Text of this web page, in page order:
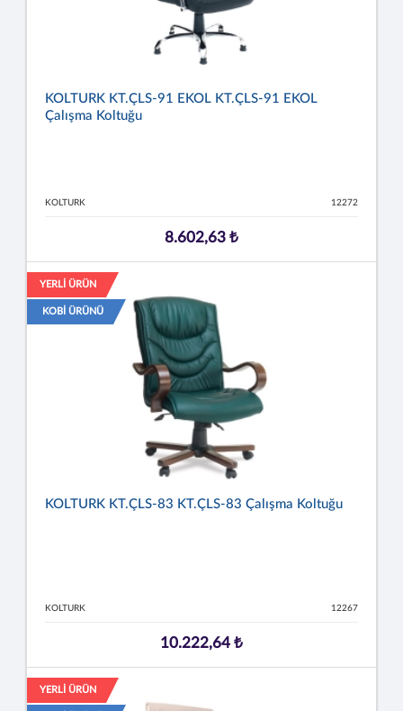
KOLTURK KT.ÇLS-91 EKOL KT.ÇLS-91 EKOL
Çalışma Koltuğu
KOLTURK 12272
8.602,63 ₺
YERLİ ÜRÜN
KOBİ ÜRÜNÜ
KOLTURK KT.ÇLS-83 KT.ÇLS-83 Çalışma Koltuğu
KOLTURK 12267
10.222,64 ₺
YERLİ ÜRÜN